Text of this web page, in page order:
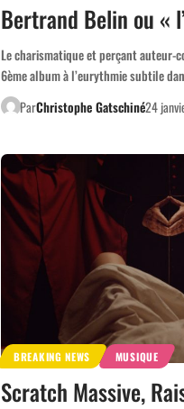
Bertrand Belin ou «
Le charismatique et perçant
6ème album à l’eurythmie subtile
ParChristophe Gatschiné24
BREAKING NEWS MUSIQUE
Scratch Massive,